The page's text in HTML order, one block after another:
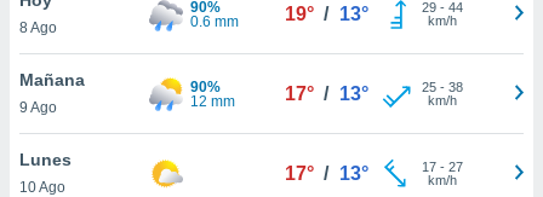
y
en
más
8 Ago
90%
0.6 mm
19° / 13° 29- 44
km/h
Mañana
9 Ago
90%
12 mm
17° / 13° 25- 38
km/h
Lunes
10 Ago
17° / 13° 17- 27
km/h